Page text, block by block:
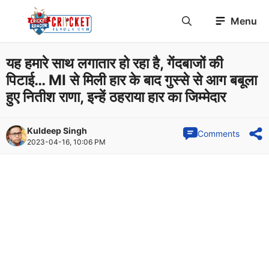
Menu
यह हमारे साथ लगातार हो रहा है, गेंदबाजों की
पिटाई… MI से मिली हार के बाद गुस्से से आग बबूला
हुए नितीश राणा, इन्हें ठहराया हार का जिम्मेदार
Kuldeep Singh
2023-04-16, 10:06 PM
Comments